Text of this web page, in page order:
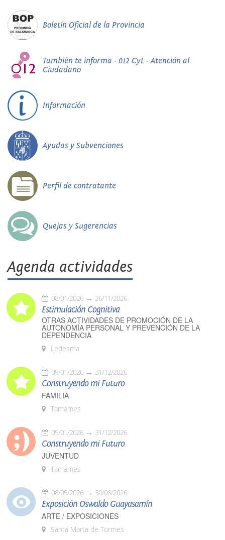
Boletín Oficial de la Provincia
También te informa - 012 CyL - Atención al
Ciudadano
Información
Ayudas y Subvenciones
Perfil de contratante
Quejas y Sugerencias
Agenda actividades
08/01/2026 26/11/2026
Estimulación Cognitiva
OTRAS ACTIVIDADES DE PROMOCIÓN DE LA
AUTONOMÍA PERSONAL Y PREVENCIÓN DE LA
DEPENDENCIA
Ledesma
09/01/2026 31/12/2026
Construyendo mi Futuro
FAMILIA
Tamames
09/01/2026 31/12/2026
Construyendo mi Futuro
JUVENTUD
Tamames
08/05/2026 30/08/2026
Exposición Oswaldo Guayasamín
ARTE / EXPOSICIONES
Santa Marta de Tormes